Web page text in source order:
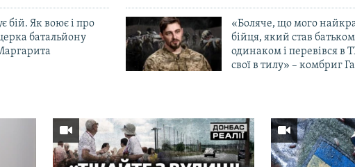
бій. Як воює і про
батальйону
«Боляче, що мого
бійця, який став
одинаком і перевівся в
свої в тилу» – комбриг